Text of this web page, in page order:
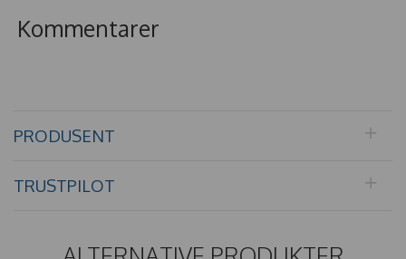
Kommentarer
PRODUSENT
TRUSTPILOT